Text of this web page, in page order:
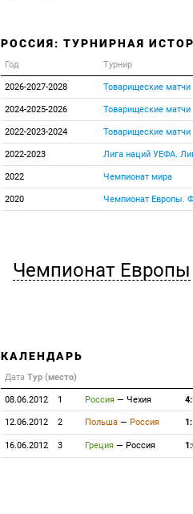
РОССИЯ: ТУРНИРНАЯ
Год Турнир
2026-2027-2028 Товарищеские матчи
2024-2025-2026 Товарищеские матчи
2022-2023-2024 Товарищеские матчи
2022-2023 Лига наций УЕФА.
2022 Чемпионат мира
2020 Чемпионат Европы.
Чемпионат Европы
КАЛЕНДАРЬ
Дата Тур (место)
08.06.2012 1 Россия — Чехия
12.06.2012 2 Польша — Россия
16.06.2012 3 Греция — Россия